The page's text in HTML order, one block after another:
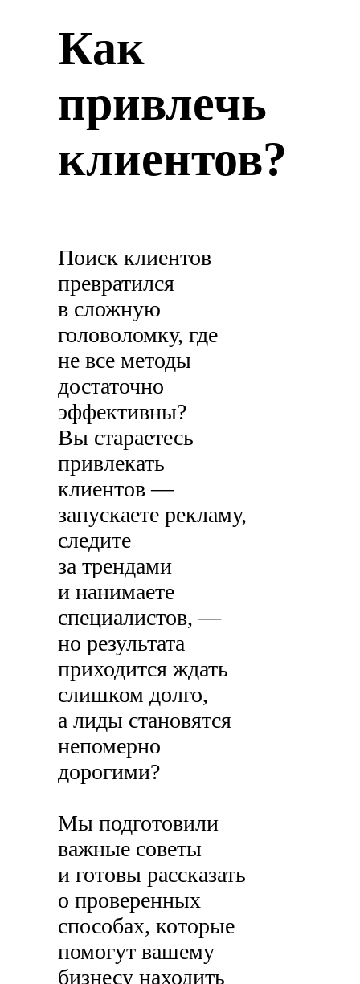
Как
привлечь
клиентов?
Поиск клиентов
превратился
в сложную
головоломку, где
не все методы
достаточно
эффективны?
Вы стараетесь
привлекать
клиентов —
запускаете рекламу,
следите
за трендами
и нанимаете
специалистов, —
но результата
приходится ждать
слишком долго,
а лиды становятся
непомерно
дорогими?
Мы подготовили
важные советы
и готовы рассказать
о проверенных
способах, которые
помогут вашему
бизнесу находить